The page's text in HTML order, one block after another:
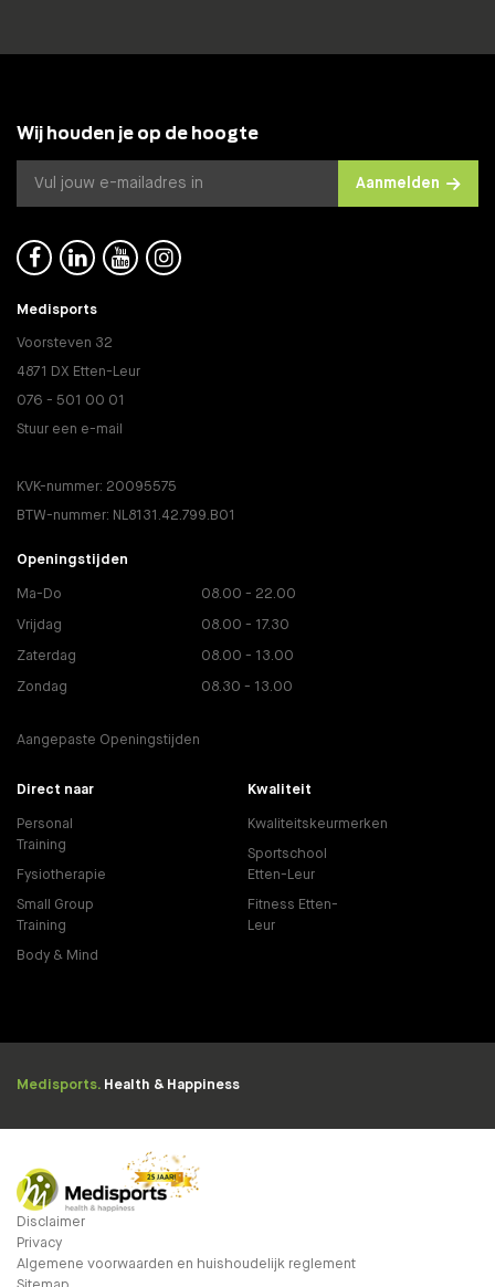
Wij houden je op de hoogte
Aanmelden
   
Medisports
Voorsteven 32
4871 DX Etten-Leur
076 - 501 00 01
Stuur een e-mail
KVK-nummer: 20095575
BTW-nummer: NL8131.42.799.B01
Openingstijden
Ma-Do 08.00 - 22.00
Vrijdag 08.00 - 17.30
Zaterdag 08.00 - 13.00
Zondag 08.30 - 13.00
Aangepaste Openingstijden
Direct naar
Personal
Training
Fysiotherapie
Small Group
Training
Body & Mind
Kwaliteit
Kwaliteitskeurmerken
Sportschool
Etten-Leur
Fitness Etten-
Leur
Medisports. Health & Happiness
Disclaimer
Privacy
Algemene voorwaarden en huishoudelijk reglement